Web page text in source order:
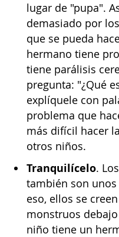
lugar de "pupa".
demasiado por
que se pueda
hermano tiene
tiene parálisis
pregunta: "¿Qué
explíquele con
problema que
más difícil hacer
otros niños.
Tranquilícelo.
también son
eso, ellos se
monstruos
niño tiene un